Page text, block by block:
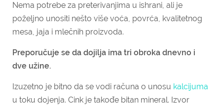
Nema potrebe za preterivanjima u ishrani, ali je
poželjno unositi nešto više voća, povrća, kvalitetnog
mesa, jaja i mlečnih proizvoda.
Preporučuje se da dojilja ima tri obroka dnevno i
dve užine.
Izuzetno je bitno da se vodi računa o unosu kalcijuma
u toku dojenja. Cink je takođe bitan mineral. Izvor